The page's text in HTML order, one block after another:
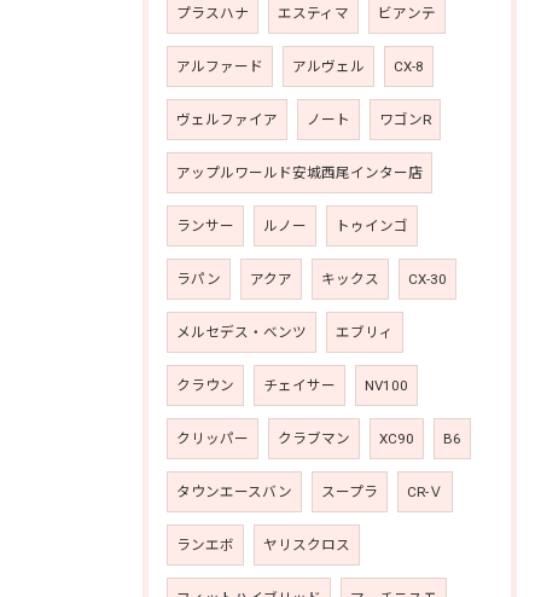
プラスハナ エスティマ ビアンテ
アルファード アルヴェル CX-8
ヴェルファイア ノート ワゴンR
アップルワールド安城西尾インター店
ランサー ルノー トゥインゴ
ラパン アクア キックス CX-30
メルセデス・ベンツ エブリィ
クラウン チェイサー NV100
クリッパー クラブマン XC90 B6
タウンエースバン スープラ CR-Ｖ
ランエボ ヤリスクロス